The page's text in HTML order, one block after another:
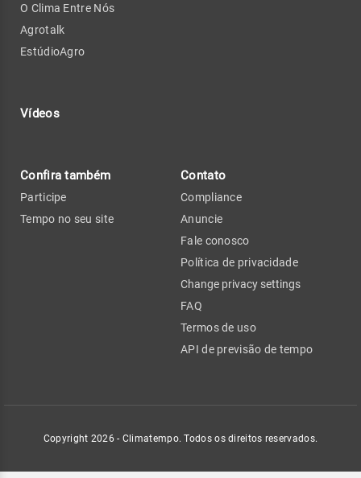
O Clima Entre Nós
Agrotalk
EstúdioAgro
Vídeos
Confira também
Participe
Tempo no seu site
Contato
Compliance
Anuncie
Fale conosco
Política de privacidade
Change privacy settings
FAQ
Termos de uso
API de previsão de tempo
Copyright 2026 - Climatempo. Todos os direitos reservados.